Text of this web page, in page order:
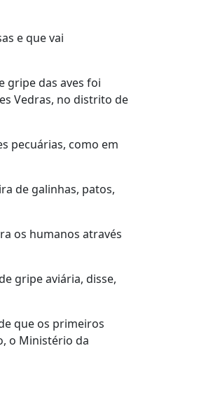
e que vai
gripe das aves foi
Vedras, no distrito de
pecuárias, como em
de galinhas, patos,
os humanos através
gripe aviária, disse,
que os primeiros
o Ministério da